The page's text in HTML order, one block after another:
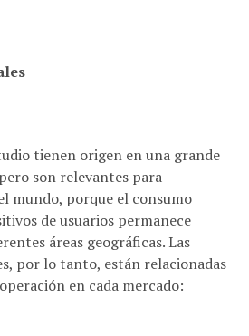
tienen origen en una grande
son relevantes para
mundo, porque el consumo
de usuarios permanece
áreas geográficas. Las
por lo tanto, están relacionadas
en cada mercado: